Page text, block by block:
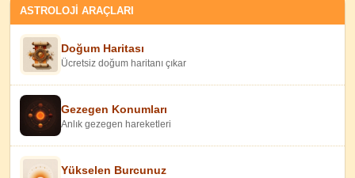
ASTROLOJİ ARAÇLARI
Doğum Haritası
Ücretsiz doğum haritanı çıkar
Gezegen Konumları
Anlık gezegen hareketleri
Yükselen Burcunuz